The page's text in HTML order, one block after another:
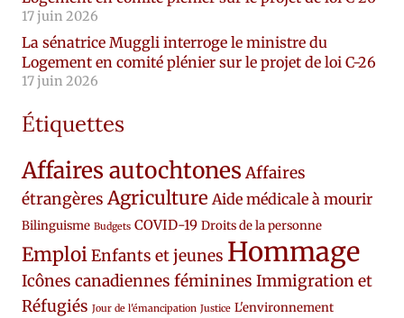
17 juin 2026
La sénatrice Muggli interroge le ministre du
Logement en comité plénier sur le projet de loi C-26
17 juin 2026
Étiquettes
Affaires autochtones Affaires
étrangères Agriculture Aide médicale à mourir
Bilinguisme Budgets COVID-19 Droits de la personne
EmploiEnfants et jeunes Hommage
Icônes canadiennes féminines Immigration et
Réfugiés Jour de l'émancipation Justice L'environnement